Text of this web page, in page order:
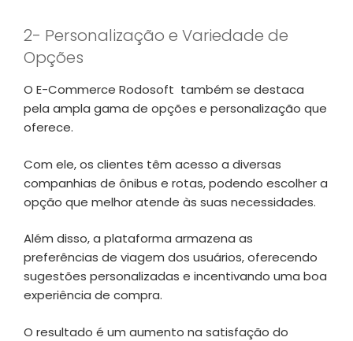
2- Personalização e Variedade de
Opções
O E-Commerce Rodosoft também se destaca
pela ampla gama de opções e personalização que
oferece.
Com ele, os clientes têm acesso a diversas
companhias de ônibus e rotas, podendo escolher a
opção que melhor atende às suas necessidades.
Além disso, a plataforma armazena as
preferências de viagem dos usuários, oferecendo
sugestões personalizadas e incentivando uma boa
experiência de compra.
O resultado é um aumento na satisfação do